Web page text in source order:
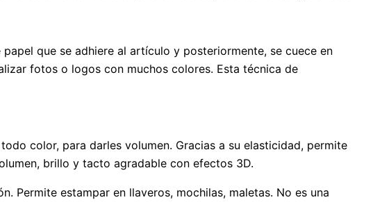
que se adhiere al artículo y posteriormente, se cuece en
fotos o logos con muchos colores. Esta técnica de
color, para darles volumen. Gracias a su elasticidad, permite
brillo y tacto agradable con efectos 3D.
Permite estampar en llaveros, mochilas, maletas. No es una